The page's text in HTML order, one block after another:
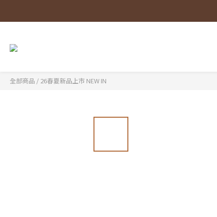
全部商品 / 26春夏新品上市 NEW IN